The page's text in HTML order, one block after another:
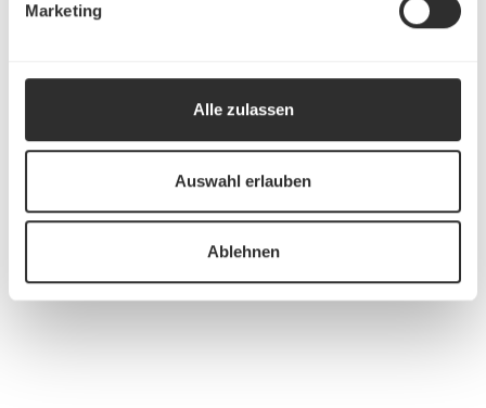
Marketing
Alle zulassen
Auswahl erlauben
Ablehnen